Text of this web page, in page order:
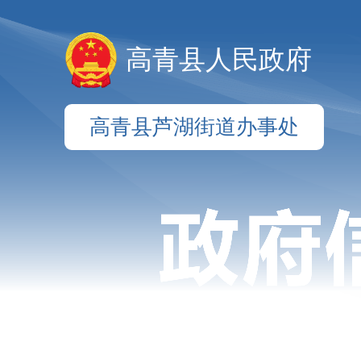
高青县人民政府
高青县芦湖街道办事处